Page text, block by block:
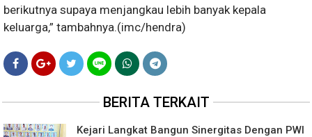
berikutnya supaya menjangkau lebih banyak kepala
keluarga,” tambahnya.(imc/hendra)
BERITA TERKAIT
Kejari Langkat Bangun Sinergitas Dengan PWI